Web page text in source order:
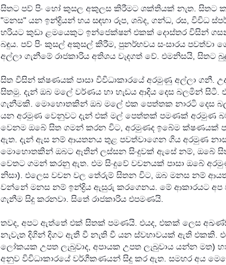
සිතට පව් පිං හෝ කුසල අකුලස කිරීමට ශක්තියක් නැත. සිතට
"මනස" යන ඉන්ද්‍රියන් හය සඳහා රූප, ශබ්ද, ගන්ධ, රස, විවිධ
හරියට කුඩා ළමයෙකුට ඉන්ජෙක්ෂන් එකක් ‍දොස්තර විසින්
බඳුය. පව් පිං කුසල් අකුසල් කිරීම, පුනර්භවය සංසාරය පවත්වා
අල්ලා ගැනීමේ රාජකාරිය අතිශය වැදගත් වේ. එමනිසයි, සිතට
සිත විසින් ක්ෂණයක් පාසා විවිධාකාරයේ අරමුණු අල්ලා ගනී.
සිතමු. දැන් ඔ‍බ මලේ වර්ණය හා හැඩය ආදිය දෙස බලමින්
ගැනීමකි. මොහොතකින් ඔබ මලේ එක පෙත්තක නාරටි දෙස
යන අරමුණ වෙනුවට දැන් එක් මල් පෙත්තක් පමණක් අරමුණ
වෙනම ඔබේ සිත ගමන් කරන විට, අරමුණද ඉබේම ‍ක්ෂණයක්
ඇත. දැන් ඇස නම් ආයතනය තුළ පවත්වාගෙන ගිය අරමුණ
මොහොතකින් ඔබට ඈතින් ලස්සන සිංදුවක් ඇසේ නම්,
වෙතට ගමන් කරනු ඇත. එම සිංදුවේ වචනයක් පාසා ඔබේ
නිසා). එලෙස වචන වල තේරුම් සිතන විට, ඔබ මනස නම්
වන්නේ මනස නම් ඉන්ද්‍රිය ඇසුරු කරගෙනය. මේ ආකාරයට
ගැනීම සිදු කරනවා. සිතේ රාජකාරිය එපමණයි.
තවද, අපට ඇත්තේ එක් සිතක් පමණයි. එයද, එකක් ලෙස
නැවැත දිගින් දිගට ඇතී වී නැති වී යන ස්වභාවයක් ඇති එකකි.
ලෝකයක උපත ලැබුවාද, අපායක උපත ලැබුවාය යන්න මත)
අනුව විවිධාකාරයේ වර්ගීකණයන් සිදු කර ඇත. සමහර අය